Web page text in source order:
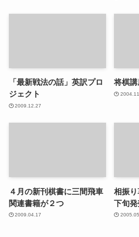
「最新戦法の話」英訳プロ
ジェクト
2009.12.27
将棋
４月の新刊棋書に三間飛車
関連書籍が２つ
2009.04.17
相振り
下旬発